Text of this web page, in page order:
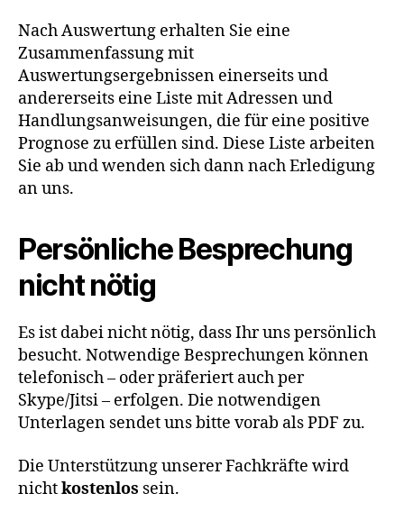
Nach Auswertung erhalten Sie eine
Zusammenfassung mit
Auswertungsergebnissen einerseits und
andererseits eine Liste mit Adressen und
Handlungsanweisungen, die für eine positive
Prognose zu erfüllen sind. Diese Liste arbeiten
Sie ab und wenden sich dann nach Erledigung
an uns.
Persönliche Besprechung
nicht nötig
Es ist dabei nicht nötig, dass Ihr uns persönlich
besucht. Notwendige Besprechungen können
telefonisch – oder präferiert auch per
Skype/Jitsi – erfolgen. Die notwendigen
Unterlagen sendet uns bitte vorab als PDF zu.
Die Unterstützung unserer Fachkräfte wird
nichtkostenlos sein.